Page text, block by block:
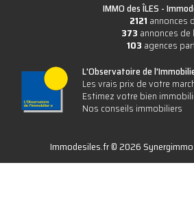
IMMO des ÎLES -
2121 annonces
373 annonces
103 agences
L'Observatoire de
Les vrais prix de votre
Estimez votre bien
Nos conseils immobiliers
Immodesiles.fr © 2026